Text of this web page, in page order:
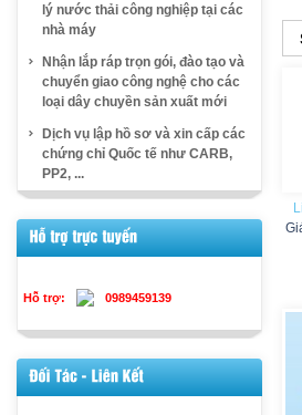
lý nước thải công nghiệp tại các
nhà máy
Nhận lắp ráp trọn gói, đào tạo và
chuyển giao công nghệ cho các
loại dây chuyền sản xuất mới
Dịch vụ lập hồ sơ và xin cấp các
chứng chỉ Quốc tế như CARB,
PP2, ...
Hỗ trợ: 0989459139